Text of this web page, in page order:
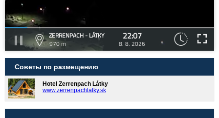
ZERRENPACH - LÁTKY
970 m
22:07
8. 8. 2026
Советы по размещению
Hotel Zerrenpach Látky
www.zerrenpachlatky.sk